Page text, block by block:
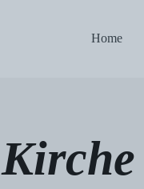
Home
Kirche